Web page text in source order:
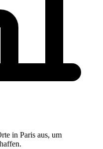
in Paris aus, um